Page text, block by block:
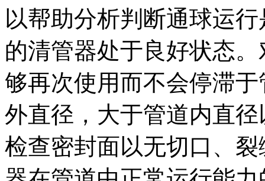
以帮助分析判断通球运
的清管器处于良好状态
够再次使用而不会停滞
外直径，大于管道内直
检查密封面以无切口、